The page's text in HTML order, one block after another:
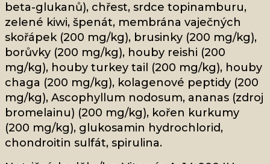
beta-glukanů), chřest, srdce topinamburu,
zelené kiwi, špenát, membrána vaječných
skořápek (200 mg/kg), brusinky (200 mg/kg),
borůvky (200 mg/kg), houby reishi (200
mg/kg), houby turkey tail (200 mg/kg), houby
chaga (200 mg/kg), kolagenové peptidy (200
mg/kg), Ascophyllum nodosum, ananas (zdroj
bromelainu) (200 mg/kg), kořen kurkumy
(200 mg/kg), glukosamin hydrochlorid,
chondroitin sulfát, spirulina.